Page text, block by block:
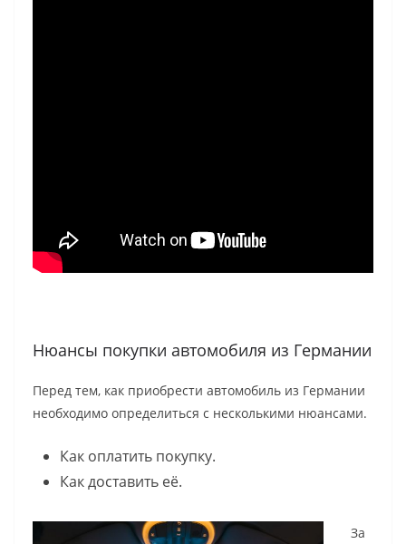
Нюансы покупки автомобиля из Германии
Перед тем, как приобрести автомобиль из Германии
необходимо определиться с несколькими нюансами.
Как оплатить покупку.
Как доставить её.
За